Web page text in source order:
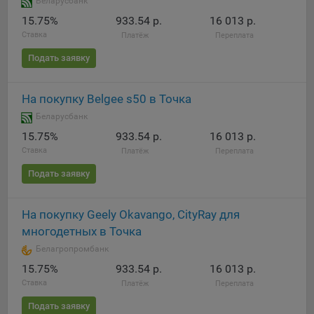
При этом, некоторые браузеры позволяют посещать
интернет-сайты в режиме «Инкогнито», чтобы ограничить
хранимый на компьютере объем информации и
автоматически удалять сессионные файлы cookie. Кроме
сохраненные файлов cookie выбрав соответствующую
опцию в истории браузера.
Подробнее о параметрах управления можно ознакомиться,
перейдя по внешним ссылкам, ведущим на
соответствующие страницы сайтов основных браузеров:
Chrome
Safari
Opera
Internet Explorer
15.75%
Ставка
933.54 р.
Платёж
16 013 р.
Переплата
Подать заявку
На покупку Belgee s50 в Точка
Беларусбанк
15.75%
Ставка
933.54 р.
Платёж
16 013 р.
Переплата
Подать заявку
На покупку Geely Okavango, CityRay для
многодетных в Точка
Белагропромбанк
15.75%
Ставка
933.54 р.
Платёж
16 013 р.
Переплата
Подать заявку